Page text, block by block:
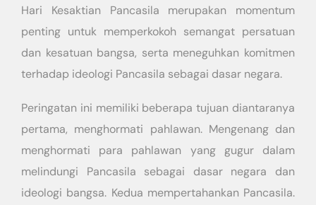
Hari Kesaktian Pancasila merupakan momentum
penting untuk memperkokoh semangat persatuan
dan kesatuan bangsa, serta meneguhkan komitmen
terhadap ideologi Pancasila sebagai dasar negara.
Peringatan ini memiliki beberapa tujuan diantaranya
pertama, menghormati pahlawan. Mengenang dan
menghormati para pahlawan yang gugur dalam
melindungi Pancasila sebagai dasar negara dan
ideologi bangsa. Kedua mempertahankan Pancasila.